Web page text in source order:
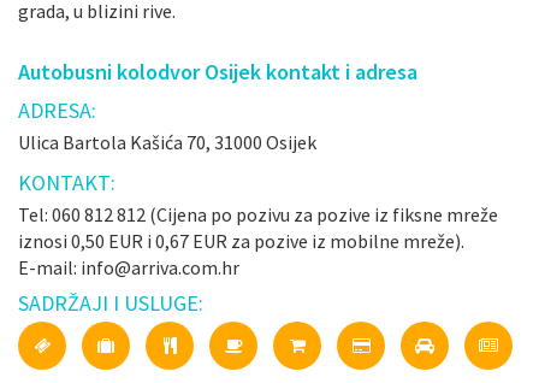
grada, u blizini rive.
Autobusni kolodvor Osijek kontakt i adresa
ADRESA:
Ulica Bartola Kašića 70, 31000 Osijek
KONTAKT:
Tel: 060 812 812 (Cijena po pozivu za pozive iz fiksne mreže
iznosi 0,50 EUR i 0,67 EUR za pozive iz mobilne mreže).
E-mail: info@arriva.com.hr
SADRŽAJI I USLUGE: